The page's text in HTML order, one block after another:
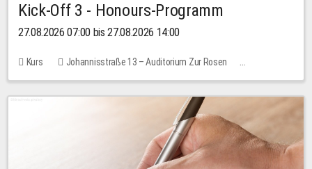
Kick-Off 3 - Honours-Programm
27.08.2026 07:00 bis 27.08.2026 14:00
Kurs
Johannisstraße 13 – Auditorium Zur Rosen
11 Plätze